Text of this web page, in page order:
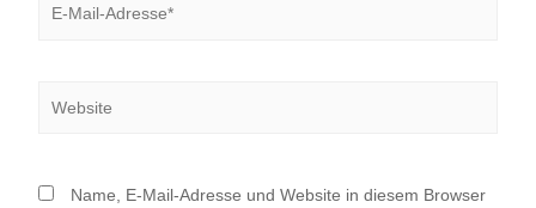
Mail-
Name, E-Mail-Adresse und Website in diesem Browser